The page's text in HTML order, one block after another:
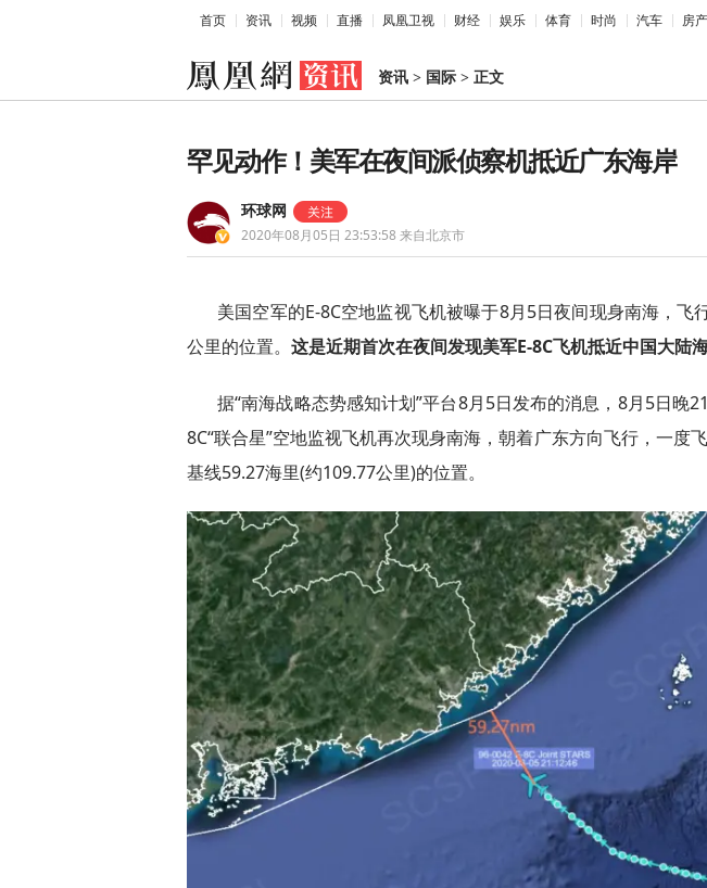
首页 资讯 视频 直播 凤凰卫视 财经 娱乐 体育 时尚 汽车 房产
资讯 > 国际 > 正文
罕见动作！美军在夜间派侦察机抵近广东海岸
环球网
2020年08月05日 23:53:58 来自北京市
美国空军的E-8C空地监视飞机被曝于8月5日夜间现身南海，飞
公里的位置。 这是近期首次在夜间发现美军E-8C飞机抵近中国大陆海
据“南海战略态势感知计划”平台8月5日发布的消息，8月5日晚
8C“联合星”空地监视飞机再次现身南海，朝着广东方向飞行，一度
基线59.27海里(约109.77公里)的位置。